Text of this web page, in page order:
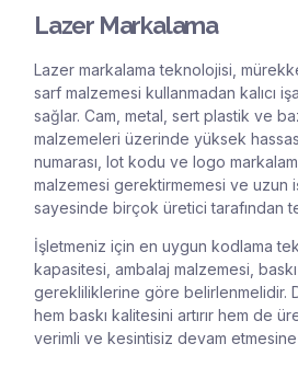
Lazer Markalama
Lazer markalama teknolojisi,
sarf malzemesi kullanmadan kalıcı
sağlar. Cam, metal, sert plastik ve
malzemeleri üzerinde yüksek
numarası, lot kodu ve logo
malzemesi gerektirmemesi ve uzun
sayesinde birçok üretici tarafından
İşletmeniz için en uygun kodlama
kapasitesi, ambalaj malzemesi,
gerekliliklerine göre belirlenmelidir.
hem baskı kalitesini artırır hem de
verimli ve kesintisiz devam etmesine